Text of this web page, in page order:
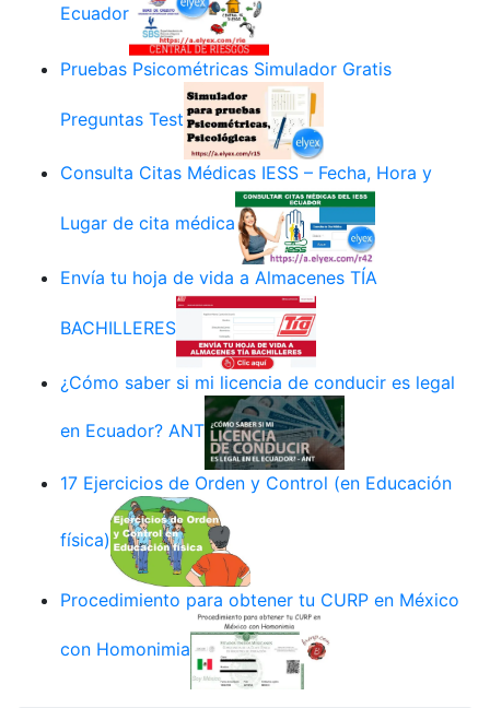
Ecuador
Pruebas Psicométricas Simulador Gratis
Preguntas Test
Consulta Citas Médicas IESS – Fecha, Hora y
Lugar de cita médica
Envía tu hoja de vida a Almacenes TÍA
BACHILLERES
¿Cómo saber si mi licencia de conducir es legal
en Ecuador? ANT
17 Ejercicios de Orden y Control (en Educación
física)
Procedimiento para obtener tu CURP en México
con Homonimia